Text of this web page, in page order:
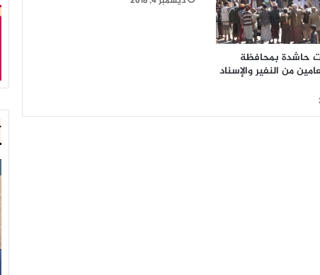
حاشدة بمحافظة
من النفير والإسناد